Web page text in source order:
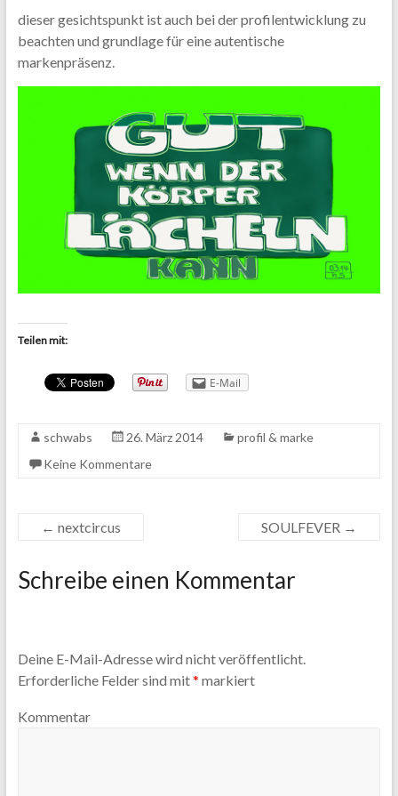
dieser gesichtspunkt ist auch bei der profilentwicklung zu
beachten und grundlage für eine autentische
markenpräsenz.
Teilen mit:
E-Mail
schwabs 26. März 2014
profil & marke
Keine Kommentare
← nextcircus SOULFEVER →
Schreibe einen Kommentar
Deine E-Mail-Adresse wird nicht veröffentlicht.
Erforderliche Felder sind mit* markiert
Kommentar